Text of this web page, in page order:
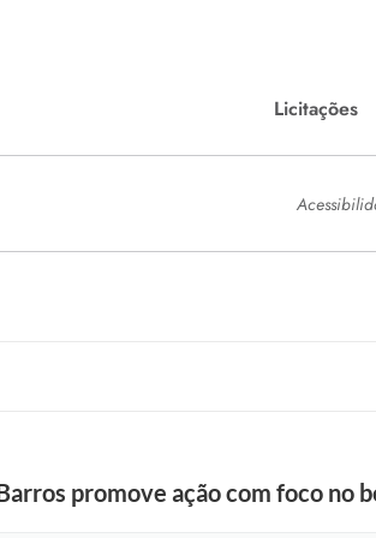
Licitações
Editais de Licitações
Chamamentos
Esporte
promove ação com foco no